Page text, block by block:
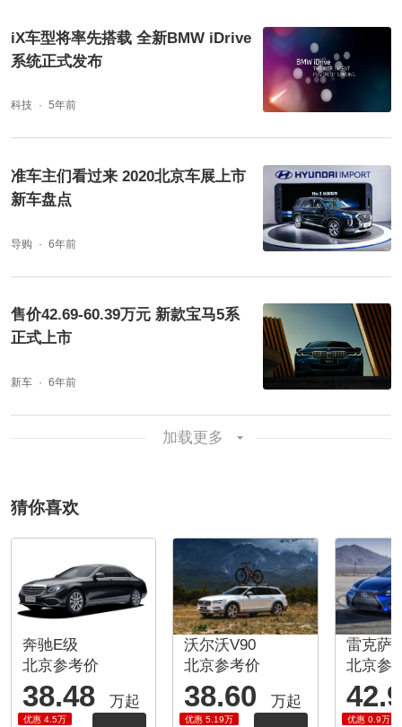
iX车型将率先搭载 全新BMW iDrive
系统正式发布
科技 5年前
准车主们看过来 2020北京车展上市
新车盘点
导购 6年前
售价42.69-60.39万元 新款宝马5系
正式上市
新车 6年前
加载更多
猜你喜欢
奔驰E级
北京参考价
38.48 万起
优惠 4.5万
沃尔沃V90
北京参考价
38.60 万起
优惠 5.19万
雷克萨
北京参
优惠 0.9万